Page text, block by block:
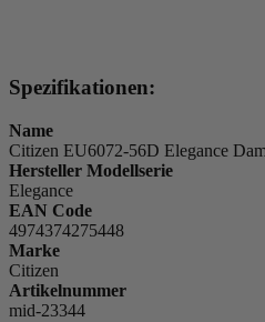
Spezifikationen:
Name
Citizen EU6072-56D Elegance
Hersteller Modellserie
Elegance
EAN Code
4974374275448
Marke
Citizen
Artikelnummer
mid-23344